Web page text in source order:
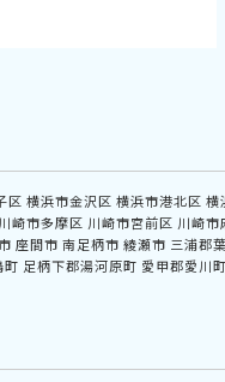
区 横浜市金沢区 横浜市港北区 横
川崎市多摩区 川崎市宮前区 川崎市
座間市 南足柄市 綾瀬市 三浦郡
町 足柄下郡湯河原町 愛甲郡愛川町